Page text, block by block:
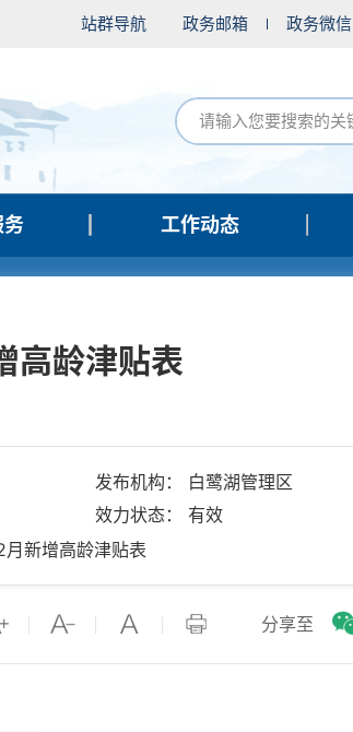
站群导航 政务邮箱 政务微信
务 工作动态
高龄津贴表
发布机构： 白鹭湖管理区
效力状态： 有效
新增高龄津贴表
分享至